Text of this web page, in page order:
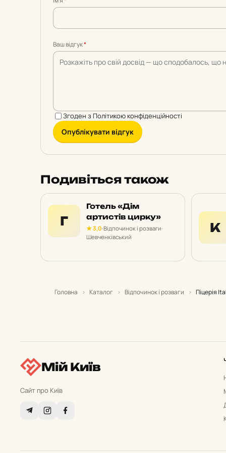
5
5
5
5
5
Ваш відгук*
Згоден з Політикою конфіденційності
Опублікувати відгук
Подивіться також
Г
Готель «Дім
артистів цирку»
★ 3,0·Відпочинок і розваги·
Шевченківський
К
Головна › Каталог › Відпочинок і розваги › Піцерія
Мій Київ
Сайт про Київ